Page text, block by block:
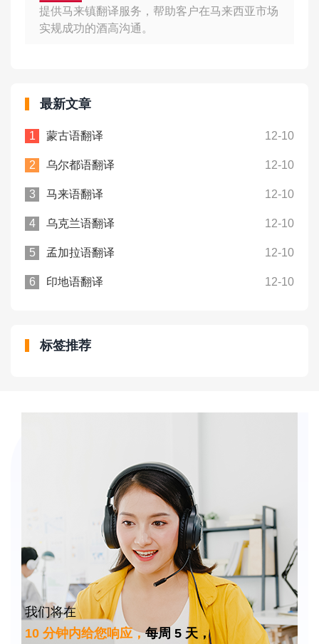
提供马来镇翻译服务，帮助客户在马来西亚市场
实规成功的酒高沟通。
最新文章
蒙古语翻译 12-10
乌尔都语翻译 12-10
马来语翻译 12-10
乌克兰语翻译 12-10
孟加拉语翻译 12-10
印地语翻译 12-10
标签推荐
我们将在
10 分钟内给您响应，每周 5 天，